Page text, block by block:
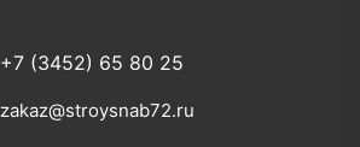
+7 (3452) 65 80 25
zakaz@stroysnab72.ru